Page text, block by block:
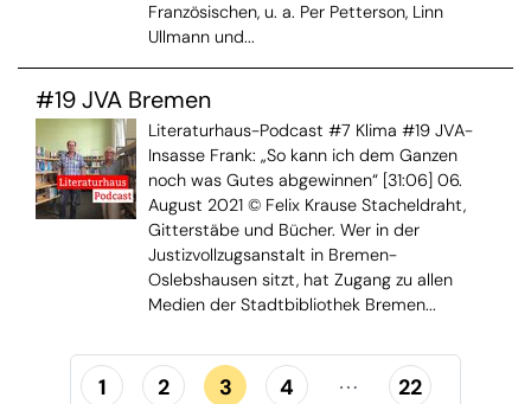
Französischen, u. a. Per Petterson, Linn
Ullmann und...
#19 JVA Bremen
Literaturhaus-Podcast #7 Klima #19 JVA-
Insasse Frank: „So kann ich dem Ganzen
noch was Gutes abgewinnen“ [31:06] 06.
August 2021 © Felix Krause Stacheldraht,
Gitterstäbe und Bücher. Wer in der
Justizvollzugsanstalt in Bremen-
Oslebshausen sitzt, hat Zugang zu allen
Medien der Stadtbibliothek Bremen...
1 2 3 4 22